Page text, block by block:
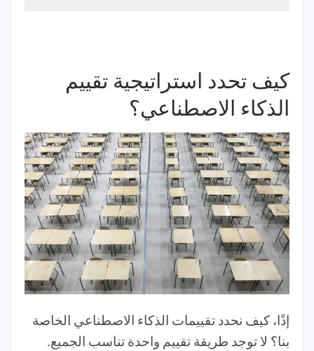
كيف تحدد استراتيجية تقييم
الذكاء الاصطناعي؟
إذًا، كيف نحدد تقييمات الذكاء الاصطناعي الخاصة
بنا؟ لا توجد طريقة تقييم واحدة تناسب الجميع.